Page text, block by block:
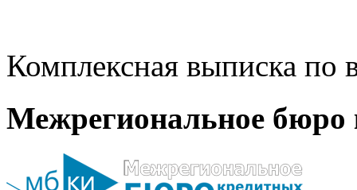
Комплексная выписка
Межрегиональное бюро